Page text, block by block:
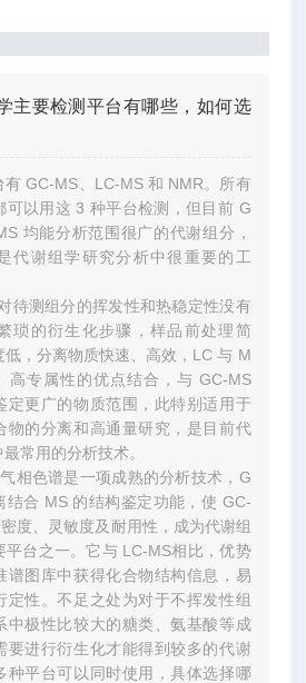
主要检测平台有哪些，如何选
有 GC-MS、LC-MS 和 NMR。所有
可以用这 3 种平台检测，但目前 G
均能分析范围很广的代谢组分，
代谢组学研究分析中很重要的工
待测组分的挥发性和热稳定性没有
琐的衍生化步骤，样品前处理简
低，分离物质快速、高效，LC 与 M
高专属性的优点结合，与 GC-MS
定更广的物质范围，此特别适用于
物的分离和高通量研究，是目前代
常用的分析技术。
相色谱是一项成熟的分析技术，G
结合 MS 的结构鉴定功能，使 GC-
度、灵敏度及耐用性，成为代谢组
平台之一。它与 LC-MS相比，优势
谱图库中获得化合物结构信息，易
定性。不足之处为对于不挥发性组
中极性比较大的糖类、氨基酸等成
要进行衍生化才能得到较多的代谢
种平台可以同时使用，具体选择哪